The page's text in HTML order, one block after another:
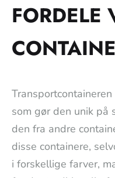
FORDELE
som gør den unik på
den fra andre
disse containere,
i forskellige farver,